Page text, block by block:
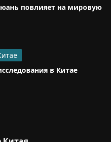
повлияет на мировую
в Китае